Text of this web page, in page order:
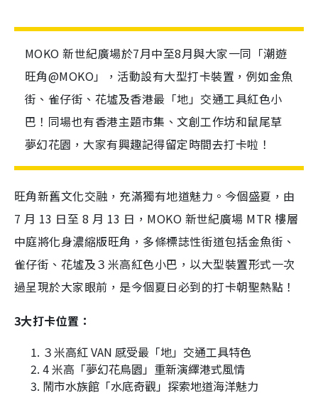
MOKO 新世紀廣場於7月中至8月與大家一同「潮遊
旺角@MOKO」，活動設有大型打卡裝置，例如金魚
街、雀仔街、花墟及香港最「地」交通工具紅色小
巴！同場也有香港主題市集、文創工作坊和鼠尾草
夢幻花園，大家有興趣記得留定時間去打卡啦！
旺角新舊文化交融，充滿獨有地道魅力。今個盛夏，由
7 月 13 日至 8 月 13 日，MOKO 新世紀廣場 MTR 樓層
中庭將化身濃縮版旺角，多條標誌性街道包括金魚街、
雀仔街、花墟及３米高紅色小巴，以大型裝置形式一次
過呈現於大家眼前，是今個夏日必到的打卡朝聖熱點！
3大打卡位置：
３米高紅 VAN 感受最「地」交通工具特色
4 米高「夢幻花鳥園」重新演繹港式風情
鬧市水族館「水底奇觀」探索地道海洋魅力